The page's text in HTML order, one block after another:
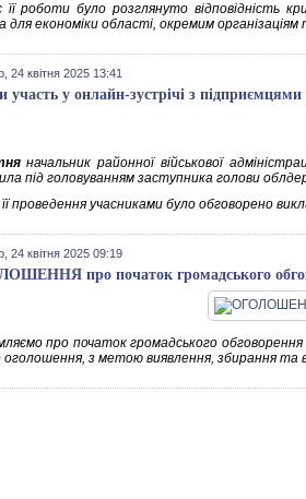
її роботи було розглянуто відповідність
для економіки області, окремим
24 квітня 2025 13:41
участь у онлайн-зустрічі з підприємцями
начальник районної військової
під головуванням заступника голови
проведення учасниками було обговорено
24 квітня 2025 09:19
про початок громадського
про початок громадського обговорення
оголошення, з метою виявлення, збирання та